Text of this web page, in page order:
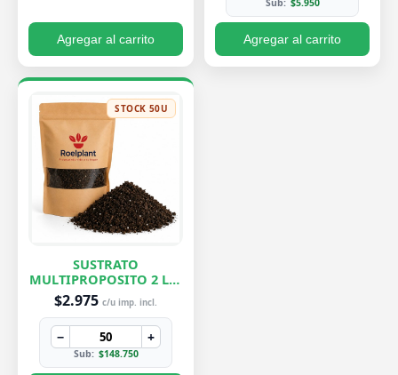
Agregar al carrito
Sub: $5.950
Agregar al carrito
STOCK 50U
SUSTRATO
MULTIPROPOSITO 2 LTS
ROELPLANT
$2.975 c/u imp. incl.
− +
Sub: $148.750